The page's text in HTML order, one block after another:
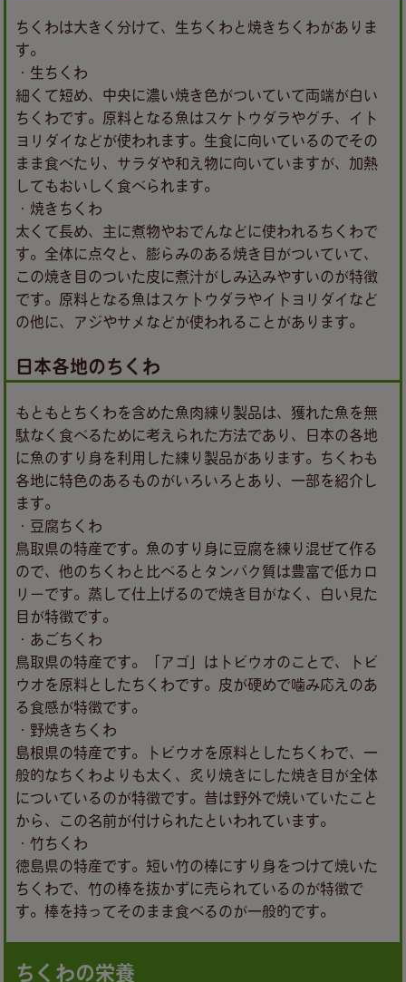
ちくわは大きく分けて、生ちくわと焼きちくわがありま
す。
・生ちくわ
細くて短め、中央に濃い焼き色がついていて両端が白い
ちくわです。原料となる魚はスケトウダラやグチ、イト
ヨリダイなどが使われます。生食に向いているのでその
まま食べたり、サラダや和え物に向いていますが、加熱
してもおいしく食べられます。
・焼きちくわ
太くて長め、主に煮物やおでんなどに使われるちくわで
す。全体に点々と、膨らみのある焼き目がついていて、
この焼き目のついた皮に煮汁がしみ込みやすいのが特徴
です。原料となる魚はスケトウダラやイトヨリダイなど
の他に、アジやサメなどが使われることがあります。
日本各地のちくわ
もともとちくわを含めた魚肉練り製品は、獲れた魚を無
駄なく食べるために考えられた方法であり、日本の各地
に魚のすり身を利用した練り製品があります。ちくわも
各地に特色のあるものがいろいろとあり、一部を紹介し
ます。
・豆腐ちくわ
鳥取県の特産です。魚のすり身に豆腐を練り混ぜて作る
ので、他のちくわと比べるとタンパク質は豊富で低カロ
リーです。蒸して仕上げるので焼き目がなく、白い見た
目が特徴です。
・あごちくわ
鳥取県の特産です。「アゴ」はトビウオのことで、トビ
ウオを原料としたちくわです。皮が硬めで噛み応えのあ
る食感が特徴です。
・野焼きちくわ
島根県の特産です。トビウオを原料としたちくわで、一
般的なちくわよりも太く、炙り焼きにした焼き目が全体
についているのが特徴です。昔は野外で焼いていたこと
から、この名前が付けられたといわれています。
・竹ちくわ
徳島県の特産です。短い竹の棒にすり身をつけて焼いた
ちくわで、竹の棒を抜かずに売られているのが特徴で
す。棒を持ってそのまま食べるのが一般的です。
ちくわの栄養